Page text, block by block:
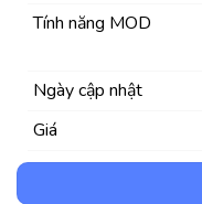
Tính năng MOD
Ngày cập nhật
Giá